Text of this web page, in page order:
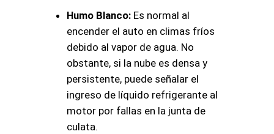
Humo Blanco: Es normal al
encender el auto en climas fríos
debido al vapor de agua. No
obstante, si la nube es densa y
persistente, puede señalar el
ingreso de líquido refrigerante al
motor por fallas en la junta de
culata.